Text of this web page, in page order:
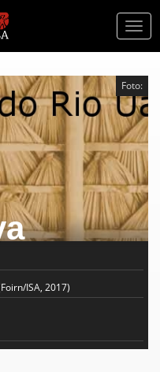
Foto:
ISA, 2017)